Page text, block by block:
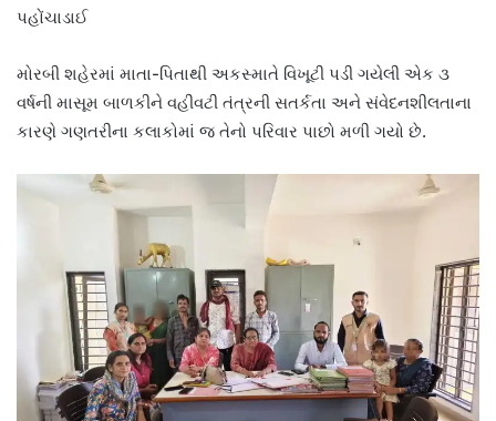
પહોંચાડાઈ
મોરબી શહેરમાં માતા-પિતાથી અકસ્માતે વિખૂટી પડી ગયેલી એક ૩
વર્ષની માસૂમ બાળકીને વહીવટી તંત્રની સતર્કતા અને સંવેદનશીલતાના
કારણે ગણતરીના કલાકોમાં જ તેનો પરિવાર પાછો મળી ગયો છે.